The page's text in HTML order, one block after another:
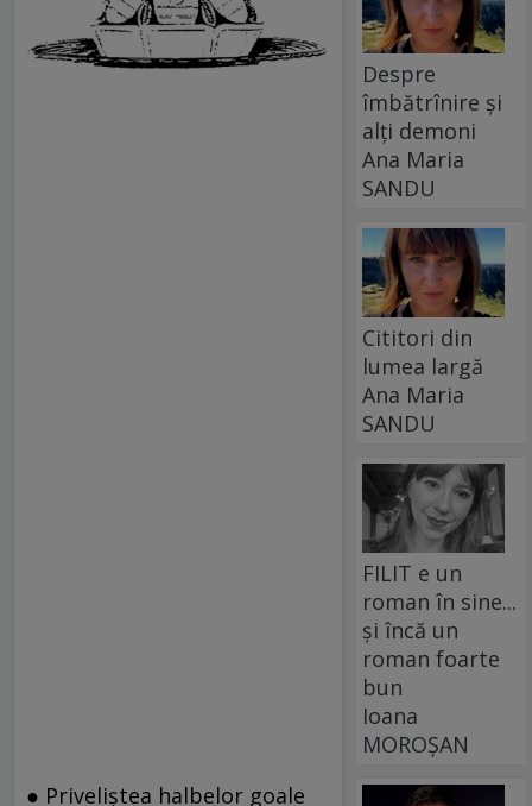
● Priveliştea halbelor goale
Despre
îmbătrînire și
alți demoni
Ana Maria
SANDU
Cititori din
lumea largă
Ana Maria
SANDU
FILIT e un
roman în sine...
și încă un
roman foarte
bun
Ioana
MOROȘAN